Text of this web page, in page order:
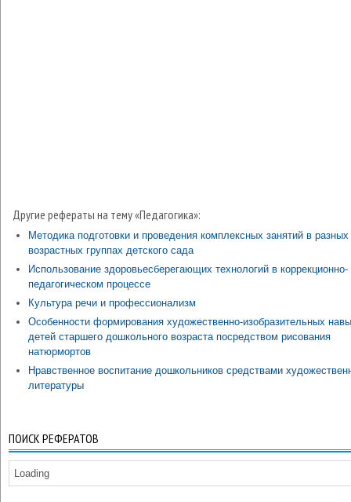
Другие рефераты на тему «Педагогика»:
Методика подготовки и проведения комплексных занятий в разных
возрастных группах детского сада
Использование здоровьесберегающих технологий в коррекционно-
педагогическом процессе
Культура речи и профессионализм
Особенности формирования художественно-изобразительных
детей старшего дошкольного возраста посредством рисования
натюрмортов
Нравственное воспитание дошкольников средствами
литературы
ПОИСК РЕФЕРАТОВ
Loading